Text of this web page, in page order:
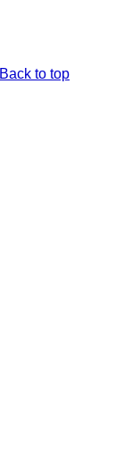
Back to top